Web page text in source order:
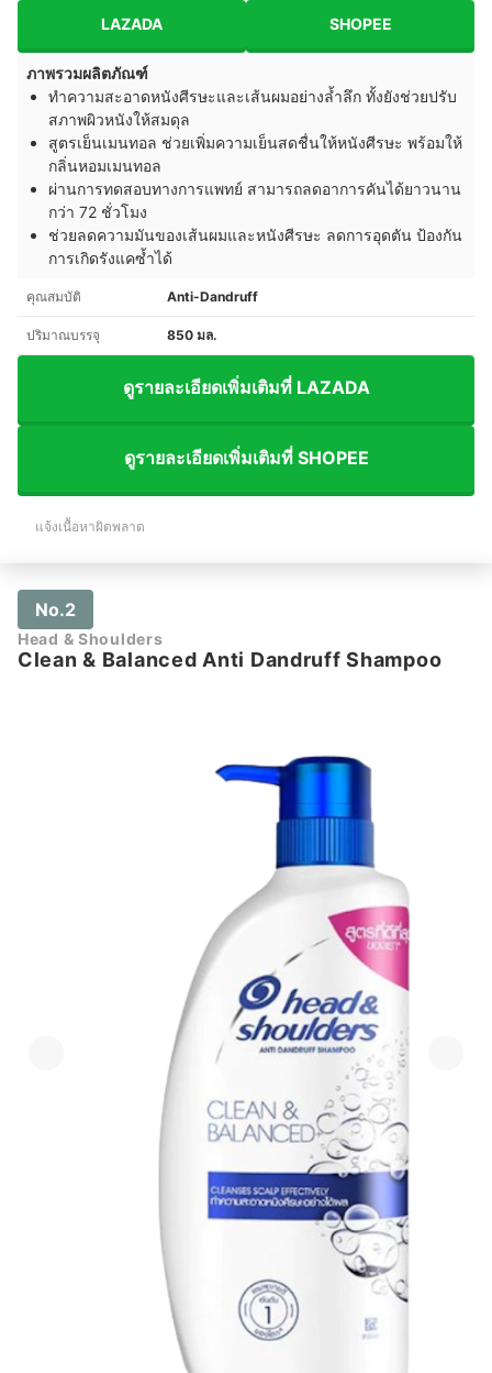
LAZADA SHOPEE
ภาพรวมผลิตภัณฑ์
ทำความสะอาดหนังศีรษะและเส้นผมอย่างล้ำลึก ทั้งยังช่วยปรับ
สภาพผิวหนังให้สมดุล
สูตรเย็นเมนทอล ช่วยเพิ่มความเย็นสดชื่นให้หนังศีรษะ พร้อมให้
กลิ่นหอมเมนทอล
ผ่านการทดสอบทางการแพทย์ สามารถลดอาการคันได้ยาวนาน
กว่า 72 ชั่วโมง
ช่วยลดความมันของเส้นผมและหนังศีรษะ ลดการอุดตัน ป้องกัน
การเกิดรังแคซ้ำได้
คุณสมบัติ Anti-Dandruff
ปริมาณบรรจุ 850 มล.
ดูรายละเอียดเพิ่มเติมที่ LAZADA
ดูรายละเอียดเพิ่มเติมที่ SHOPEE
แจ้งเนื้อหาผิดพลาด
No.2
Head & Shoulders
Clean & Balanced Anti Dandruff Shampoo